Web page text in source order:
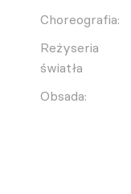
Choreografia:
Reżyseria
światła
Obsada: